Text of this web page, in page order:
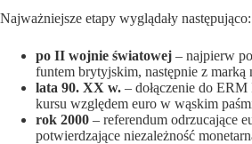
Najważniejsze etapy wyglądały następująco:
po II wojnie światowej – najpierw
funtem brytyjskim, następnie z marką
lata 90. XX w. – dołączenie do
kursu względem euro w wąskim
rok 2000 – referendum odrzucające
potwierdzające niezależność